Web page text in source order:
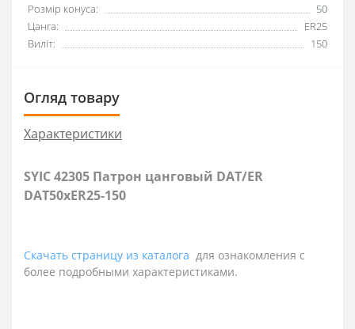
Розмір конуса:
50
Цанга:
ER25
Виліт:
150
Огляд товару
Характеристики
SYIC 42305 Патрон цанговый DAT/ER
DAT50xER25-150
Скачать страницу из каталога для ознакомления с
более подробными характеристиками.